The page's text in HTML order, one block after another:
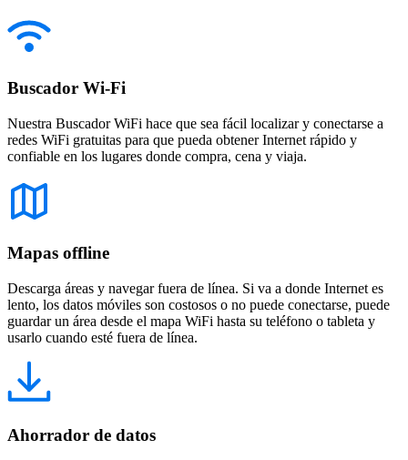
Buscador Wi-Fi
Nuestra Buscador WiFi hace que sea fácil localizar y conectarse a
redes WiFi gratuitas para que pueda obtener Internet rápido y
confiable en los lugares donde compra, cena y viaja.
Mapas offline
Descarga áreas y navegar fuera de línea. Si va a donde Internet es
lento, los datos móviles son costosos o no puede conectarse, puede
guardar un área desde el mapa WiFi hasta su teléfono o tableta y
usarlo cuando esté fuera de línea.
Ahorrador de datos